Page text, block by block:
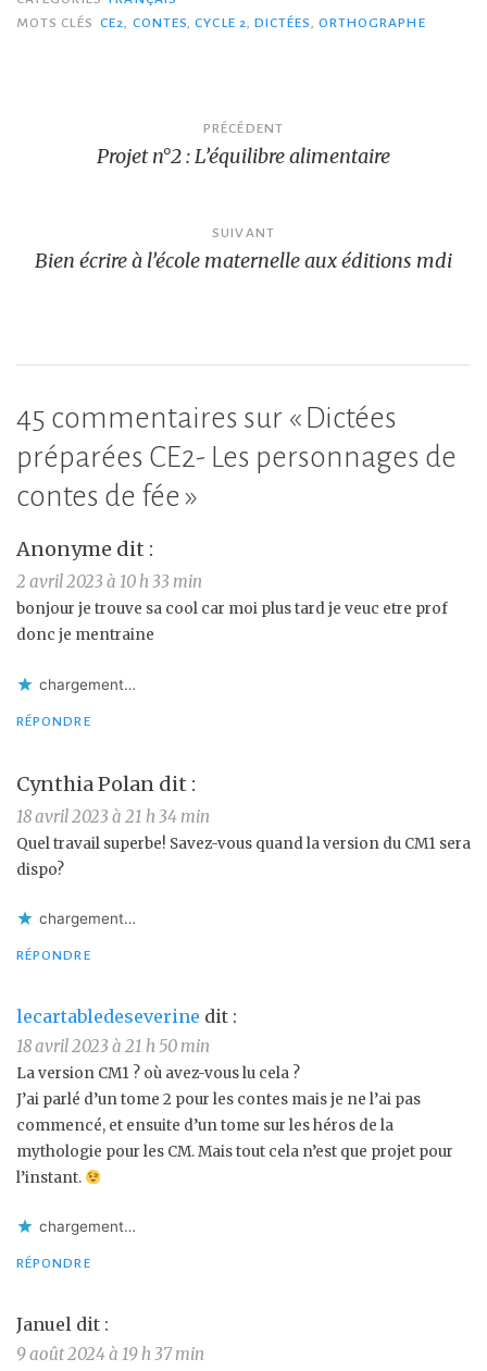
MOTS CLÉS CE2, CONTES,CYCLE 2, DICTÉES, ORTHOGRAPHE
PRÉCÉDENT
Projet n°2 : L’équilibre alimentaire
SUIVANT
Bien écrire à l’école maternelle aux éditions mdi
45 commentaires sur « Dictées
préparées CE2- Les personnages de
contes de fée »
Anonyme dit :
2 avril 2023 à 10 h 33 min
bonjour je trouve sa cool car moi plus tard je veuc etre prof
donc je mentraine
chargement…
RÉPONDRE
Cynthia Polan dit :
18 avril 2023 à 21 h 34 min
Quel travail superbe! Savez-vous quand la version du CM1 sera
dispo?
chargement…
RÉPONDRE
lecartabledeseverine dit :
18 avril 2023 à 21 h 50 min
La version CM1 ? où avez-vous lu cela ?
J’ai parlé d’un tome 2 pour les contes mais je ne l’ai pas
commencé, et ensuite d’un tome sur les héros de la
mythologie pour les CM. Mais tout cela n’est que projet pour
l’instant.
chargement…
RÉPONDRE
Januel dit :
9 août 2024 à 19 h 37 min